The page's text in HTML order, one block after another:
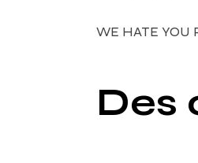
WE HATE YOU
Des